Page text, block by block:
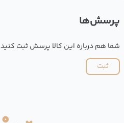
پرسش‌ها
شما هم درباره این کالا پرسش ثبت کنید
ثبت